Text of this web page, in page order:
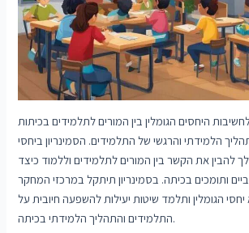
היחסים הגומלין בין המורים לתלמידים בכיתות
הלמידתי והרגשי של התלמידים. הסמינריון ביחסי
להבין את הקשר בין המורים לתלמידים וללמוד כיצד
ותומכים בכיתה. בסמינריון תיתקל במרכזי המחקר
הגומלין ותלמד שיטות יעילות להשפעה חיובית על
התלמידים והתהליך הלמידתי בכיתה.